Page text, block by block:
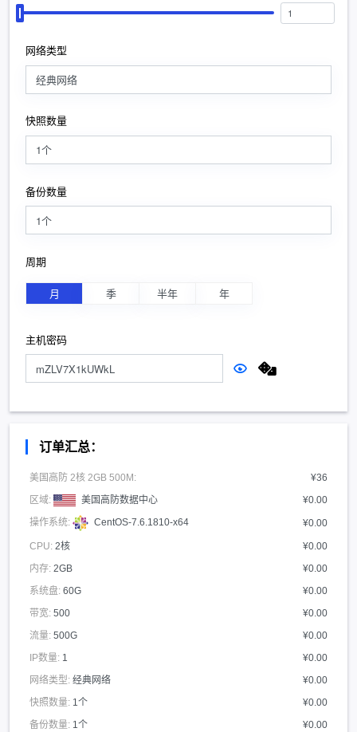
网络类型
经典网络
快照数量
1个
备份数量
1个
周期
月 季 半年 年
主机密码
订单汇总：
美国高防 2核 2GB 500M:
¥36
区域:
美国高防数据中心 ¥0.00
操作系统: CentOS-7.6.1810-x64 ¥0.00
CPU: 2核
¥0.00
内存: 2GB
¥0.00
系统盘: 60G
¥0.00
带宽: 500
¥0.00
流量: 500G
¥0.00
IP数量: 1
¥0.00
网络类型: 经典网络
¥0.00
快照数量: 1个
¥0.00
备份数量: 1个 ¥0.00